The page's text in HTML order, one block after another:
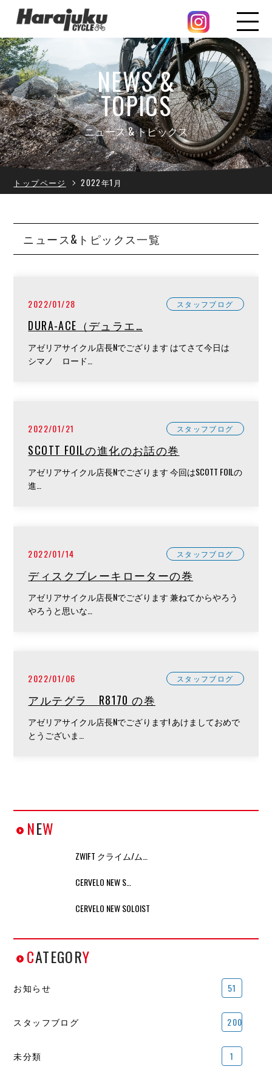
NEWS &
TOPICS
ニュース & トピックス
トップページ 2022年1月
ニュース&トピックス一覧
2022/01/28 スタッフブログ
DURA-ACE（デュラエ…
アゼリアサイクル店長Nでござります はてさて今日は
シマノ ロード…
2022/01/21 スタッフブログ
SCOTT FOILの進化のお話の巻
アゼリアサイクル店長Nでござります 今回はSCOTT FOILの
進…
2022/01/14 スタッフブログ
ディスクブレーキローターの巻
アゼリアサイクル店長Nでござります 兼ねてからやろう
やろうと思いな…
2022/01/06 スタッフブログ
アルテグラ R8170 の巻
アゼリアサイクル店長Nでござります! あけましておめで
とうございま…
NEW
ZWIFT クライム/ム…
CERVELO NEW S…
CERVELO NEW SOLOIST
CATEGORY
お知らせ 51
スタッフブログ 200
未分類 1